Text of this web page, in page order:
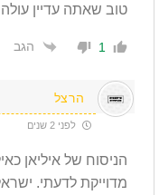
טוב שאתה עדיין
1 הגב
הרצל
לפני 2 שנים
הניסוח של איליאן
מדוייקת לדעתי.